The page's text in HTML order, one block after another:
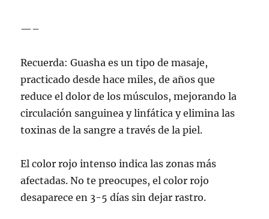
—–
Recuerda: Guasha es un tipo de masaje,
practicado desde hace miles, de años que
reduce el dolor de los músculos, mejorando la
circulación sanguinea y linfática y elimina las
toxinas de la sangre a través de la piel.
El color rojo intenso indica las zonas más
afectadas. No te preocupes, el color rojo
desaparece en 3-5 días sin dejar rastro.